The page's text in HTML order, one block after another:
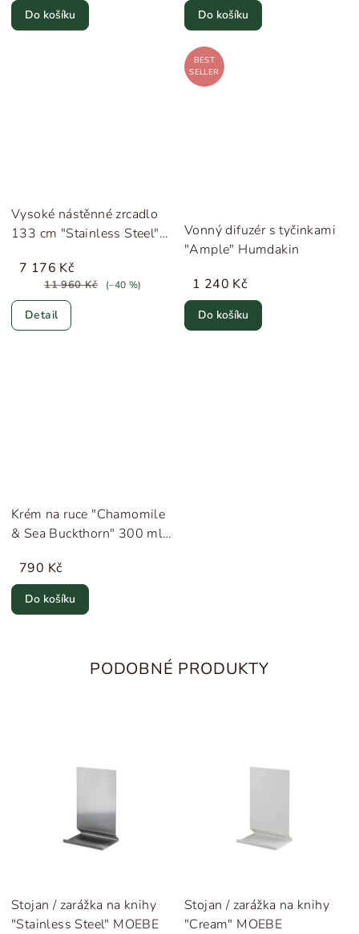
Do košíku Do košíku
Vysoké nástěnné zrcadlo
133 cm "Stainless Steel"
7 176 Kč
11 960 Kč (–40 %)
Detail
BEST
SELLER
Vonný difuzér s tyčinkami
"Ample" Humdakin
1 240 Kč
Do košíku
Krém na ruce "Chamomile
& Sea Buckthorn" 300 ml
790 Kč
Do košíku
PODOBNÉ PRODUKTY
Stojan / zarážka na knihy
"Stainless Steel" MOEBE
Stojan / zarážka na knihy
"Cream" MOEBE